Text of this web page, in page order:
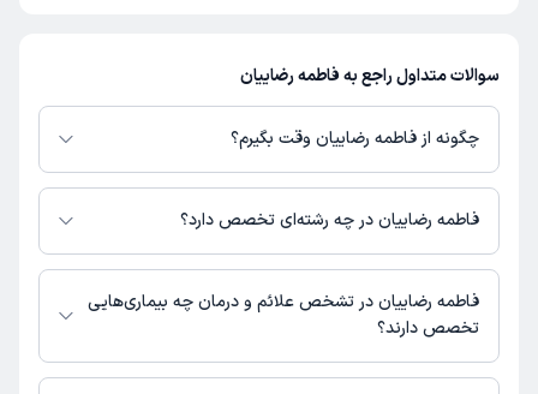
سوالات متداول راجع به فاطمه رضاییان
چگونه از فاطمه رضاییان وقت بگیرم؟
در صورتی کهفاطمه رضاییاندارای پروفایل فعال و نوبت‌دهی باز در پلتفرم دکترتو
باشند، می‌توانید از طریق این پلتفرم برای دریافت نوبت اقدام کنید. در صورت
شماره تماس، برنامه حضور در مطب، تصاویر پزشک، ساعات کاری و سایر اطلاعات
مرتبط با خدمات پزشکی و نوبت‌گیری ممکن است در پروفایل ایشان در دکترتو در
دسترس باشد
فاطمه رضاییان در چه رشته‌ای تخصص دارد؟
فاطمه رضاییان در رشته‌های زیر (پیراپزشکی) تخصص دارند:
گفتاردرمانی
فاطمه رضاییان در تشخص علائم و درمان چه بیماری‌هایی
تخصص دارند؟
فاطمه رضاییان در تشخیص علائم و درمان بیماری‌های مرتبط با گفتاردرمانی